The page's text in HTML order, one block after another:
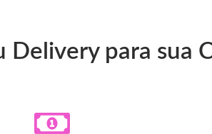
Delivery para sua